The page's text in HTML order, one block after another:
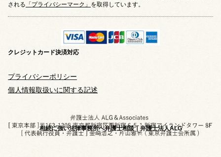
相続に強い法律事務所へ弁護士相談｜弁護士法人ALG
される 「プライバシーマーク」 を取得しています。
クレジットカード決済対応
プライバシーポリシー
個人情報取扱いに関する記述